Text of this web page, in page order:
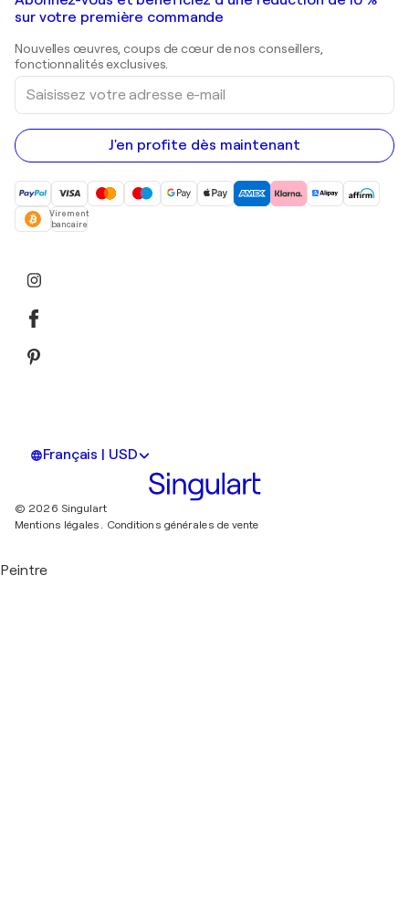
Shepard Fairey
Peintures de paysage
Estampes
Peintures acryliques
Galeries d'art en Belgique
sur votre première commande
Nouvelles œuvres, coups de cœur de nos conseillers,
fonctionnalités exclusives.
Saisissez
votre
adresse
e-
mail
J'en profite dès maintenant
Virement
bancaire
Français | USD
© 2026 Singulart
Mentions légales. Conditions générales de vente
Peintre